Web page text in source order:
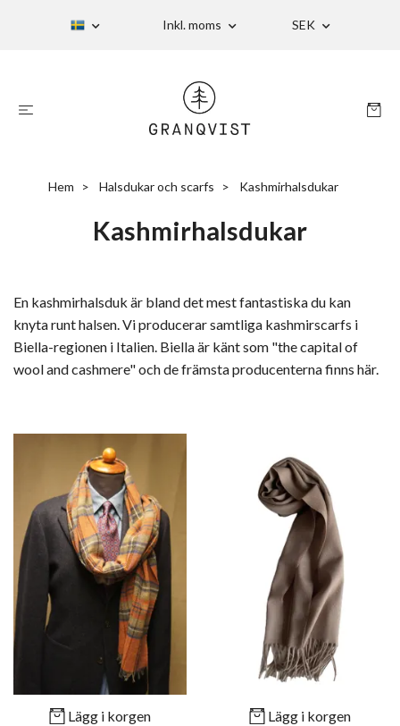
Inkl. moms SEK
Hem Halsdukar och scarfs Kashmirhalsdukar
Kashmirhalsdukar
En kashmirhalsduk är bland det mest fantastiska du kan
knyta runt halsen. Vi producerar samtliga kashmirscarfs i
Biella-regionen i Italien. Biella är känt som "the capital of
wool and cashmere" och de främsta producenterna finns här.
Lägg i korgen Lägg i korgen